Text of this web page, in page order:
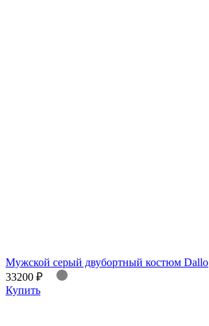
Мужской серый двубортный костюм Dallo
33200 ₽
Купить